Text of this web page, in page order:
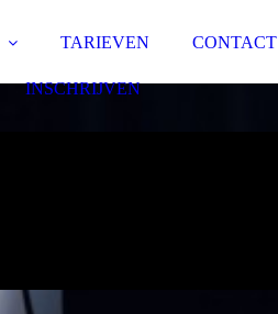
TARIEVEN CONTACT
INSCHRIJVEN